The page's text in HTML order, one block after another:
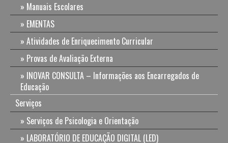
Manuais Escolares
EMENTAS
Atividades de Enriquecimento Curricular
Provas de Avaliação Externa
INOVAR CONSULTA – Informações aos Encarregados de
Educação
Serviços
Serviços de Psicologia e Orientação
LABORATÓRIO DE EDUCAÇÃO DIGITAL (LED)